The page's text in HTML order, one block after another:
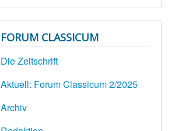
FORUM CLASSICUM
Die Zeitschrift
Aktuell: Forum Classicum 2/2025
Archiv